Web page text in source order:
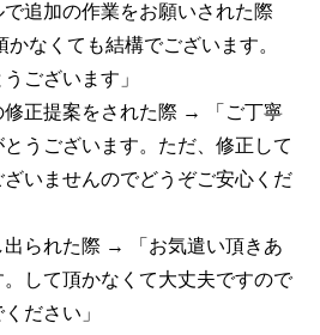
追加の作業をお願いされた際
なくても結構でございます。
ございます」
修正提案をされた際 → 「ご丁寧
うございます。ただ、修正して
いませんのでどうぞご安心くだ
出られた際 → 「お気遣い頂きあ
して頂かなくて大丈夫ですので
ださい」